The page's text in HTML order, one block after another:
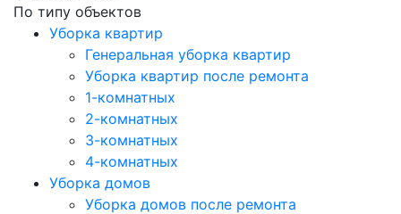
По типу объектов
Уборка квартир
Генеральная уборка квартир
Уборка квартир после ремонта
1-комнатных
2-комнатных
3-комнатных
4-комнатных
Уборка домов
Уборка домов после ремонта